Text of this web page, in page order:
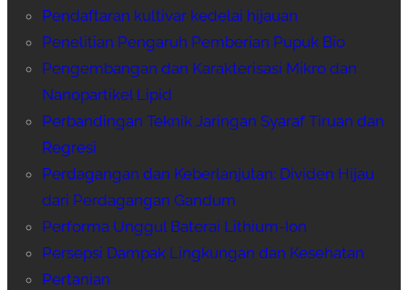
Pendaftaran kultivar kedelai hijauan
Penelitian Pengaruh Pemberian Pupuk Bio
Pengembangan dan Karakterisasi Mikro dan
Nanopartikel Lipid
Perbandingan Teknik Jaringan Syaraf Tiruan dan
Regresi
Perdagangan dan Keberlanjutan: Dividen Hijau
dari Perdagangan Gandum
Performa Unggul Baterai Lithium-Ion
Persepsi Dampak Lingkungan dan Kesehatan
Pertanian